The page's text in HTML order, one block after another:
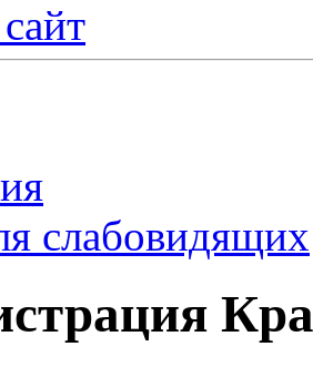
слабовидящих